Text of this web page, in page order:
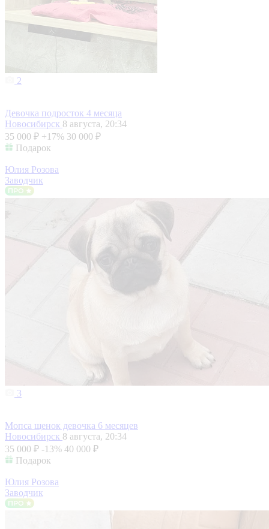
2
Девочка подросток 4 месяца
Новосибирск 8 августа, 20:34
35 000 ₽ +17% 30 000 ₽
Подарок
Юлия Розова
Заводчик
3
Мопса щенок девочка 6 месяцев
Новосибирск 8 августа, 20:34
35 000 ₽ -13% 40 000 ₽
Подарок
Юлия Розова
Заводчик